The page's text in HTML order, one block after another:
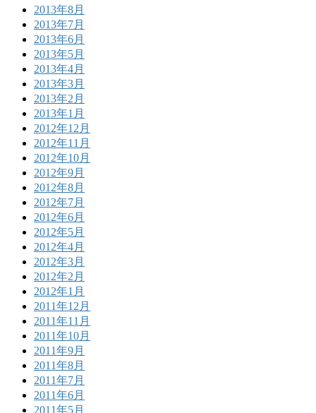
2013年8月
2013年7月
2013年6月
2013年5月
2013年4月
2013年3月
2013年2月
2013年1月
2012年12月
2012年11月
2012年10月
2012年9月
2012年8月
2012年7月
2012年6月
2012年5月
2012年4月
2012年3月
2012年2月
2012年1月
2011年12月
2011年11月
2011年10月
2011年9月
2011年8月
2011年7月
2011年6月
2011年5月